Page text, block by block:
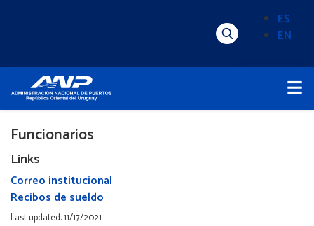
idioma
(Content)
ES
EN
Menú
Principal
Funcionarios
Links
Correo institucional
Recibos de sueldo
Last updated: 11/17/2021